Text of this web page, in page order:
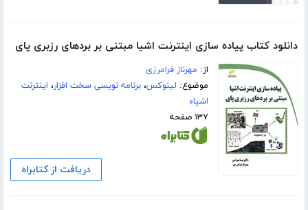
دانلود کتاب پیاده سازی اینترنت اشیا مبتنی بر بردهای رزبری پای
از: مهرناز فرامرزی
موضوع: لینوکس،برنامه نویسی سخت افزار، اینترنت
اشیاء
۱۳۷ صفحه
دریافت از کتابراه